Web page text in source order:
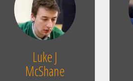
Luke J
McShane